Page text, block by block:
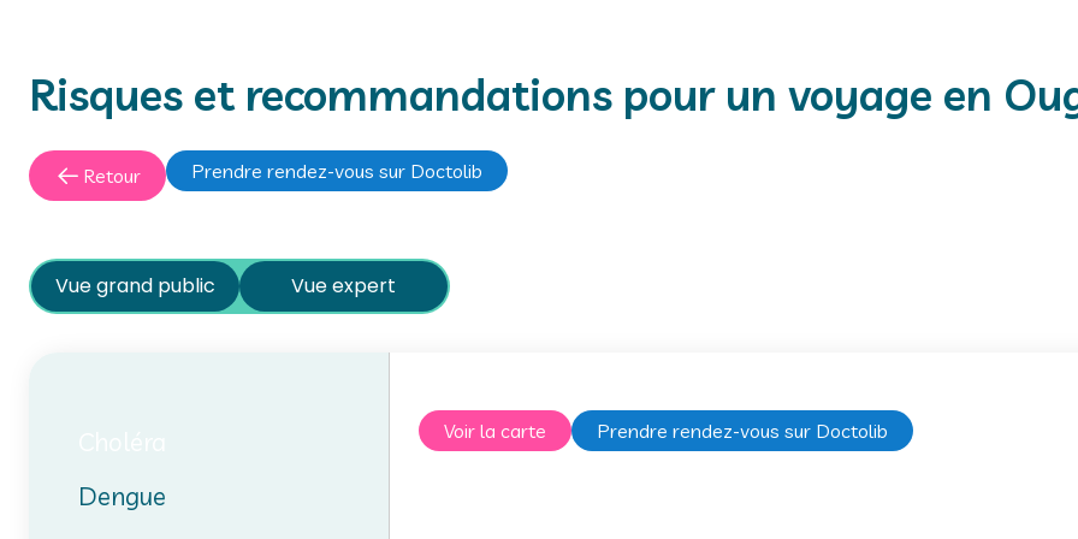
Risques et recommandations pour un voyage en
Retour Prendre rendez-vous sur Doctolib
Vue grand public Vue expert
Dengue
Voir la carte Prendre rendez-vous sur Doctolib